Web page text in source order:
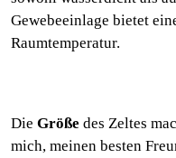
Gewebeeinlage bietet
Raumtemperatur.
Die Größe des Zeltes
mich, meinen besten